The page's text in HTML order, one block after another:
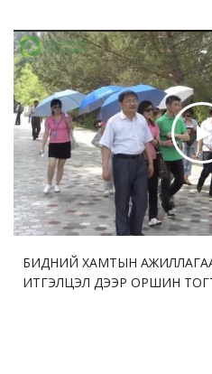
БИДНИЙ ХАМТЫН
ИТГЭЛЦЭЛ ДЭЭР ОРШИН